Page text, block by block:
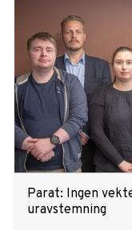
Parat: Ingen
uravstemning